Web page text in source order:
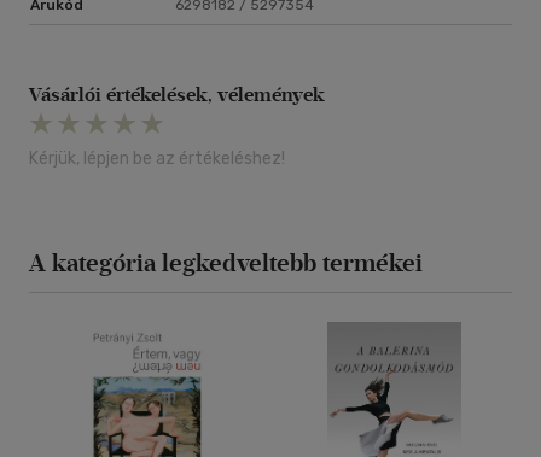
Árukód 6298182 / 5297354
Vásárlói értékelések, vélemények
Kérjük, lépjen be az értékeléshez!
A kategória legkedveltebb termékei